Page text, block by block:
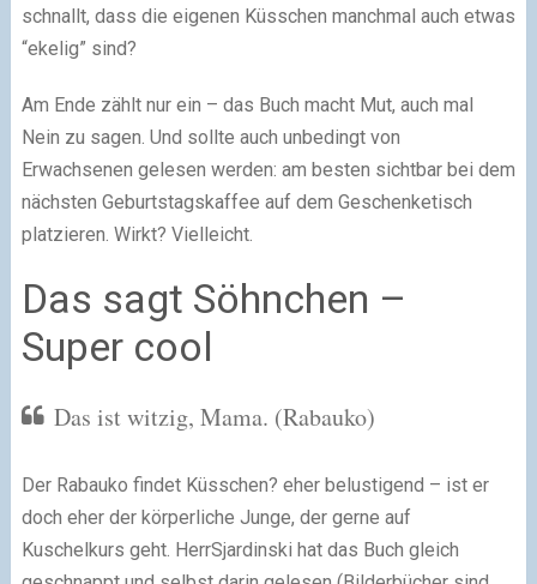
schnallt, dass die eigenen Küsschen manchmal auch etwas
“ekelig” sind?
Am Ende zählt nur ein – das Buch macht Mut, auch mal
Nein zu sagen. Und sollte auch unbedingt von
Erwachsenen gelesen werden: am besten sichtbar bei dem
nächsten Geburtstagskaffee auf dem Geschenketisch
platzieren. Wirkt? Vielleicht.
Das sagt Söhnchen –
Super cool
Das ist witzig, Mama. (Rabauko)
Der Rabauko findet Küsschen? eher belustigend – ist er
doch eher der körperliche Junge, der gerne auf
Kuschelkurs geht. HerrSjardinski hat das Buch gleich